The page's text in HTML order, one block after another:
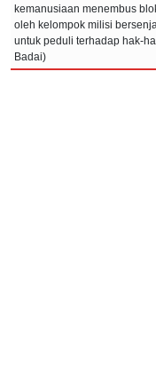
kemanusiaan menembus
oleh kelompok milisi
untuk peduli terhadap hak-
Badai)